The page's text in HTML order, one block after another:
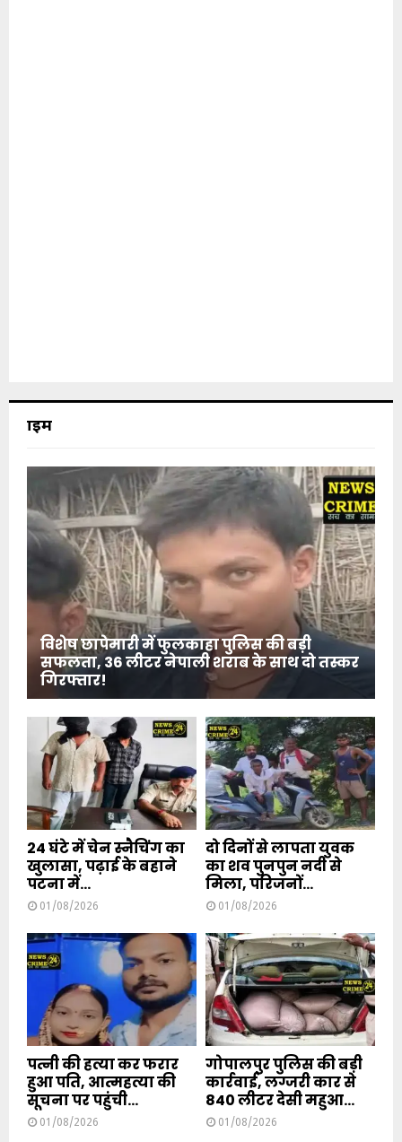
क्राइम
विशेष छापेमारी में फुलकाहा पुलिस की बड़ी
सफलता, 36 लीटर नेपाली शराब के साथ दो तस्कर
गिरफ्तार!
24 घंटे में चेन स्नैचिंग का
खुलासा, पढ़ाई के बहाने
पटना में...
01/08/2026
दो दिनों से लापता युवक
का शव पुनपुन नदी से
मिला, परिजनों...
01/08/2026
पत्नी की हत्या कर फरार
हुआ पति, आत्महत्या की
सूचना पर पहुंची...
01/08/2026
गोपालपुर पुलिस की बड़ी
कार्रवाई, लग्जरी कार से
840 लीटर देसी महुआ...
01/08/2026